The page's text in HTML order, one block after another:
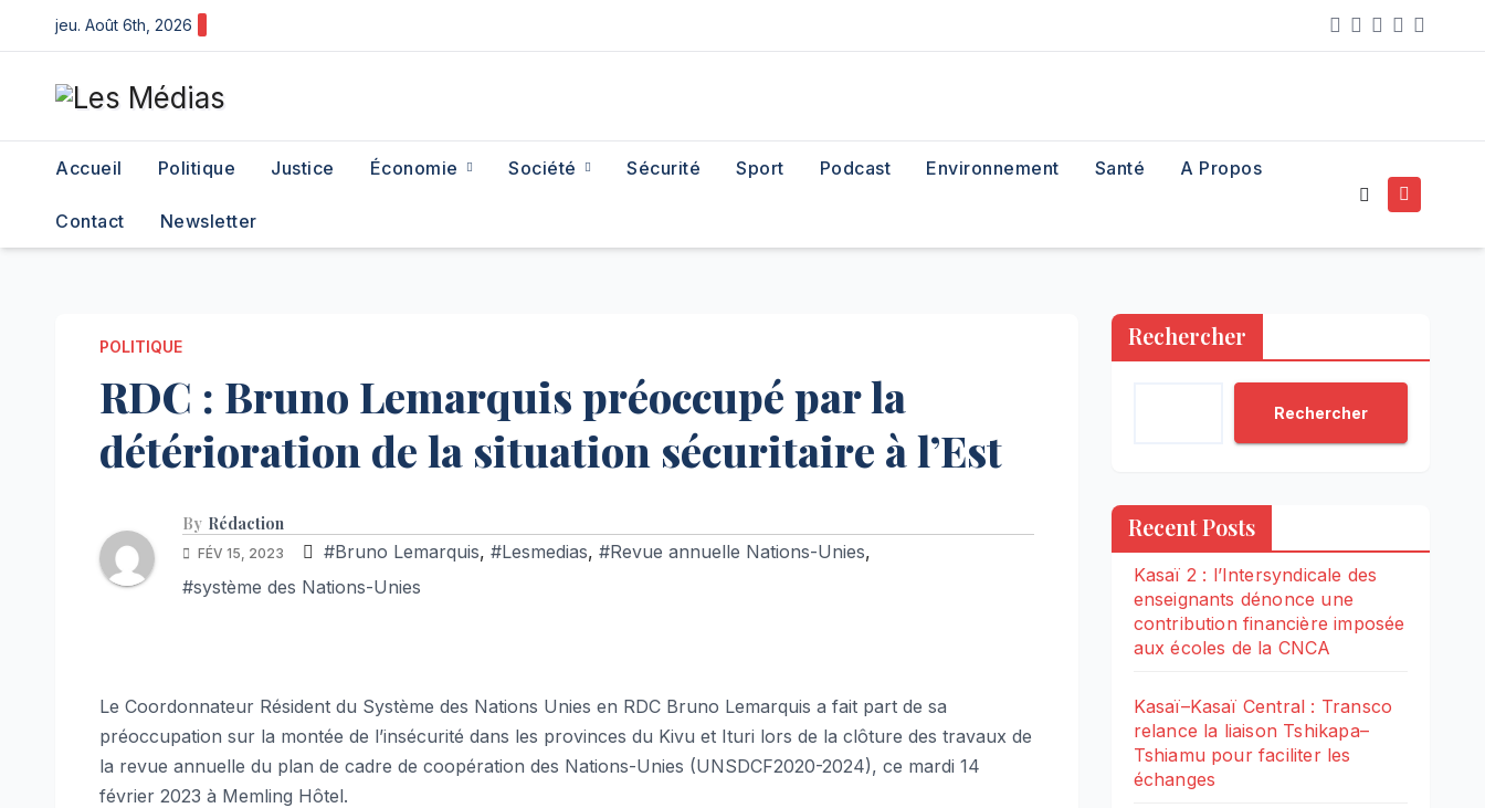
to
content
jeu. Août 6th, 2026
Accueil Politique Justice Économie Société Sécurité Sport Podcast Environnement Santé A Propos
Contact Newsletter
POLITIQUE
RDC : Bruno Lemarquis préoccupé par la
détérioration de la situation sécuritaire à l’Est
By Rédaction
FÉV 15, 2023 #Bruno Lemarquis, #Lesmedias, #Revue annuelle Nations-Unies,
#système des Nations-Unies
Le Coordonnateur Résident du Système des Nations Unies en RDC Bruno Lemarquis a fait part de sa
préoccupation sur la montée de l’insécurité dans les provinces du Kivu et Ituri lors de la clôture des travaux de
la revue annuelle du plan de cadre de coopération des Nations-Unies (UNSDCF2020-2024), ce mardi 14
février 2023 à Memling Hôtel.
Rechercher
Rechercher
Recent Posts
Kasaï 2 : l’Intersyndicale des
enseignants dénonce une
contribution financière imposée
aux écoles de la CNCA
Kasaï–Kasaï Central : Transco
relance la liaison Tshikapa–
Tshiamu pour faciliter les
échanges